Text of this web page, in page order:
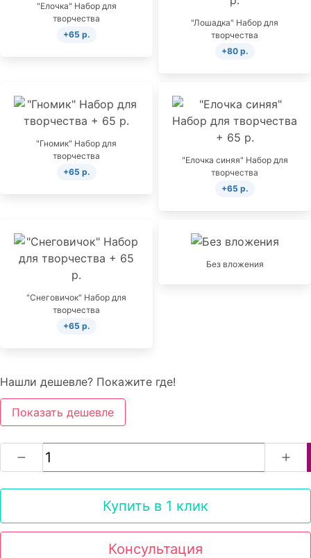
"Елочка" Набор для
творчества
+65 р.
"Лошадка" Набор для
творчества
+80 р.
"Гномик" Набор для
творчества
+65 р.
"Елочка синяя" Набор для
творчества
+65 р.
"Снеговичок" Набор для
творчества
+65 р.
Без вложения
Нашли дешевле? Покажите где!
Показать дешевле
Купить в 1 клик
Консультация